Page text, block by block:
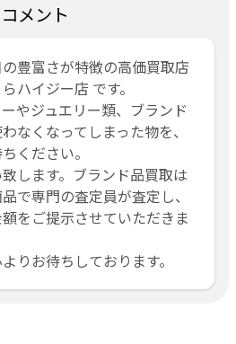
コメント
豊富さが特徴の高価買取店
ハイジー店 です。
やジュエリー類、ブランド
なくなってしまった物を、
ください。
します。ブランド品買取は
で専門の査定員が査定し、
をご提示させていただきま
りお待ちしております。